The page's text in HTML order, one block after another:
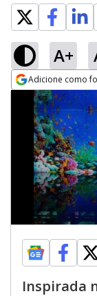
A+
Adicione como
Opens in new
Inspirada